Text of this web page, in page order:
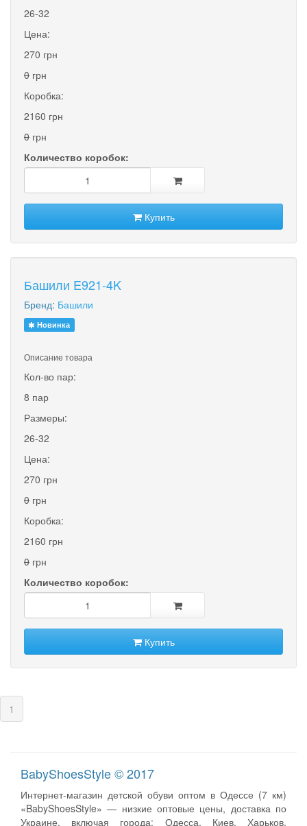
26-32
Цена:
270 грн
0 грн
Коробка:
2160 грн
0 грн
Количество коробок:
Купить
Башили E921-4K
Бренд: Башили
Новинка
Описание товара
Кол-во пар:
8 пар
Размеры:
26-32
Цена:
270 грн
0 грн
Коробка:
2160 грн
0 грн
Количество коробок:
Купить
1
BabyShoesStyle © 2017
Интернет-магазин детской обуви оптом в Одессе (7 км)
«BabyShoesStyle» — низкие оптовые цены, доставка по
Украине, включая города: Одесса, Киев, Харьков,